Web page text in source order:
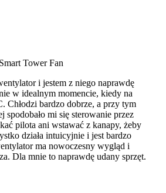
Tower Fan
i jestem z niego naprawdę
w idealnym momencie, kiedy na
Chłodzi bardzo dobrze, a przy tym
spodobało mi się sterowanie przez
pilota ani wstawać z kanapy, żeby
działa intuicyjnie i jest bardzo
ma nowoczesny wygląd i
Dla mnie to naprawdę udany sprzęt.